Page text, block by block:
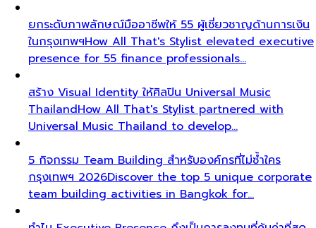
ยกระดับภาพลักษณ์มืออาชีพให้ 55 ผู้เชี่ยวชาญด้านการเงิน
ในกรุงเทพฯHow All That's Stylist elevated executive
presence for 55 finance professionals…
สร้าง Visual Identity ให้ศิลปิน Universal Music
ThailandHow All That's Stylist partnered with
Universal Music Thailand to develop…
5 กิจกรรม Team Building สำหรับองค์กรที่ไม่ซ้ำใคร
กรุงเทพฯ 2026Discover the top 5 unique corporate
team building activities in Bangkok for…